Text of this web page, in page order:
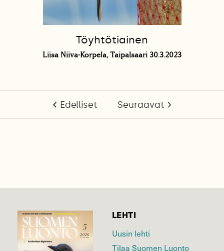
Töyhtötiainen
Liisa Niiva-Korpela, Taipalsaari 30.3.2023
Edelliset Seuraavat
LEHTI
Uusin lehti
Tilaa Suomen Luonto